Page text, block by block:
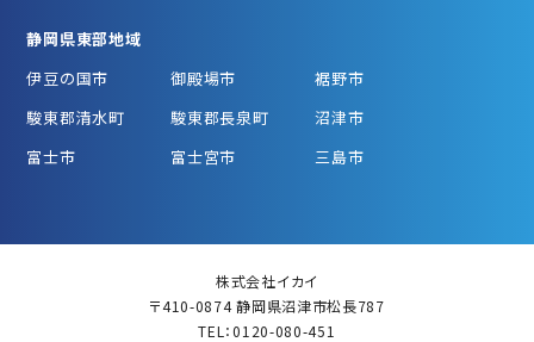
静岡県東部地域
伊豆の国市
御殿場市
裾野市
駿東郡清水町
駿東郡長泉町
沼津市
富士市
富士宮市 三島市
株式会社イカイ
〒410-0874 静岡県沼津市松長787
TEL：0120-080-451